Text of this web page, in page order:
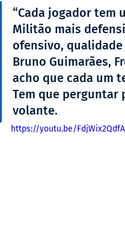
“Cada jogador tem
Militão mais
ofensivo,
Bruno Guimarães,
acho que cada um
Tem que perguntar
volante.
https://youtu.be/FdjWix2QdfA